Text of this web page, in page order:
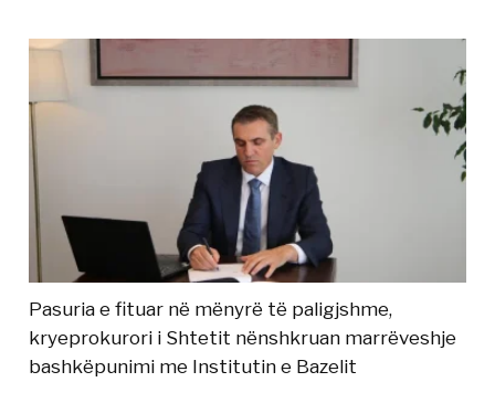
Pasuria e fituar në mënyrë të paligjshme,
kryeprokurori i Shtetit nënshkruan marrëveshje
bashkëpunimi me Institutin e Bazelit